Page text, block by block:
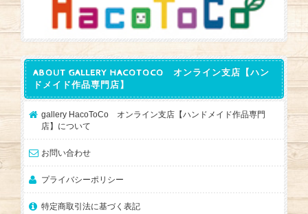
ABOUT GALLERY HACOTOCO オンライン支店【ハン
ドメイド作品専門店】
gallery HacoToCo オンライン支店【ハンドメイド作品専門
店】について
お問い合わせ
プライバシーポリシー
特定商取引法に基づく表記